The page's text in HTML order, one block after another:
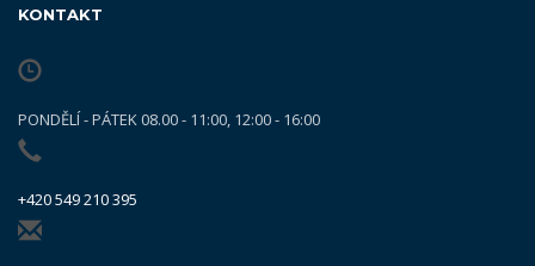
KONTAKT
PONDĚLÍ - PÁTEK 08.00 - 11:00, 12:00 - 16:00
+420 549 210 395